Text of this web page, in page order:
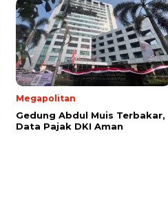
Megapolitan
Gedung Abdul Muis Terbakar,
Data Pajak DKI Aman